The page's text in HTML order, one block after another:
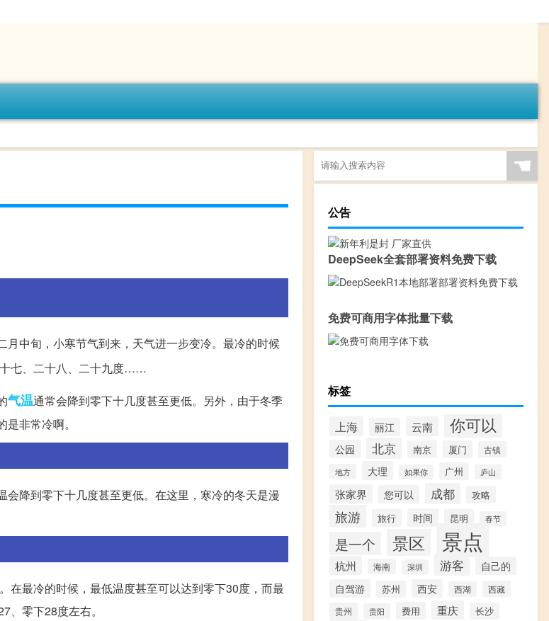
中旬，小寒节气到来，天气进一步变冷。最冷的时候
七、二十八、二十九度……
气温通常会降到零下十几度甚至更低。另外，由于冬季
非常冷啊。
降到零下十几度甚至更低。在这里，寒冷的冬天是漫
在最冷的时候，最低温度甚至可以达到零下30度，而最
零下28度左右。
☚
公告
DeepSeek全套部署资料免费下载
免费可商用字体批量下载
标签
上海 丽江 云南 你可以
公园 北京 南京 厦门 古镇
地方 大理 如果你 广州 庐山
张家界 您可以 成都 攻略
旅游 旅行 时间 昆明 春节
是一个 景区 景点
杭州 海南 深圳 游客
自己的
自驾游
苏州 西安 西湖 西藏
贵州 贵阳 费用 重庆 长沙